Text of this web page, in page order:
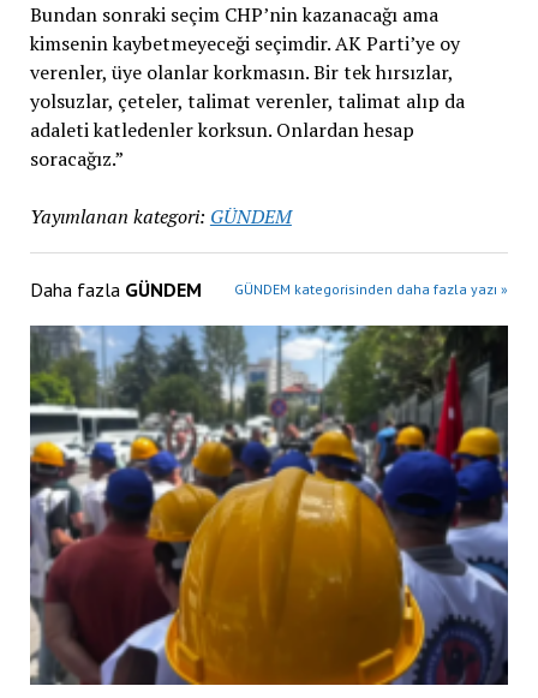
Bundan sonraki seçim CHP’nin kazanacağı ama
kimsenin kaybetmeyeceği seçimdir. AK Parti’ye oy
verenler, üye olanlar korkmasın. Bir tek hırsızlar,
yolsuzlar, çeteler, talimat verenler, talimat alıp da
adaleti katledenler korksun. Onlardan hesap
soracağız.”
Yayımlanan kategori: GÜNDEM
Daha fazla GÜNDEM GÜNDEM kategorisinden daha fazla yazı »